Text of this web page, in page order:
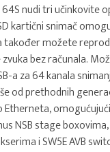
nudi tri učinkovite
kartični snimač
također možete
bez računala.
a za 64 kanala
od prethodnih
Etherneta,
NSB stage
i SW5E AVB